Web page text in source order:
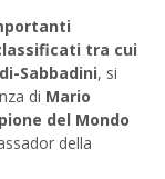
tra cui
Sabbadini, si
di Mario
del Mondo
della